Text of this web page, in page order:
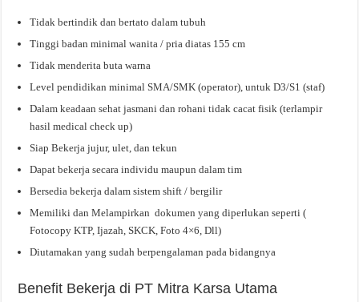
Tidak bertindik dan bertato dalam tubuh
Tinggi badan minimal wanita / pria diatas 155 cm
Tidak menderita buta warna
Level pendidikan minimal SMA/SMK (operator), untuk D3/S1 (staf)
Dalam keadaan sehat jasmani dan rohani tidak cacat fisik (terlampir
hasil medical check up)
Siap Bekerja jujur, ulet, dan tekun
Dapat bekerja secara individu maupun dalam tim
Bersedia bekerja dalam sistem shift / bergilir
Memiliki dan Melampirkan dokumen yang diperlukan seperti (
Fotocopy KTP, Ijazah, SKCK, Foto 4×6, Dll)
Diutamakan yang sudah berpengalaman pada bidangnya
Benefit Bekerja di PT Mitra Karsa Utama